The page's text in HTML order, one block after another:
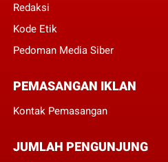
Redaksi
Kode Etik
Pedoman Media Siber
PEMASANGAN IKLAN
Kontak Pemasangan
JUMLAH PENGUNJUNG